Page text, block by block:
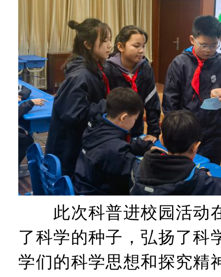
此次科普进校园活动
了科学的种子，弘扬了科
学们的科学思想和探究精